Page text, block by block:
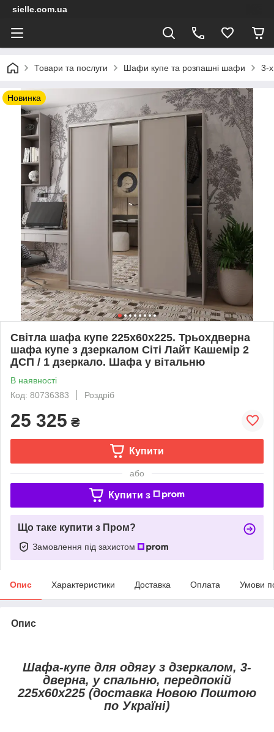
sielle.com.ua
Товари та послуги Шафи купе та розпашні шафи 3-
Новинка
Світла шафа купе 225х60х225. Трьохдверна
шафа купе з дзеркалом Сіті Лайт Кашемір 2
ДСП / 1 дзеркало. Шафа у вітальню
В наявності
Код: 80736383
Роздріб
25 325 ₴
Купити
або
Купити з
Що таке купити з Пром?
Замовлення під захистом
Опис Характеристики Доставка Оплата Умови
Опис
Шафа-купе для одягу з дзеркалом, 3-
дверна, у спальню, передпокій
225х60х225 (доставка Новою Поштою
по Україні)